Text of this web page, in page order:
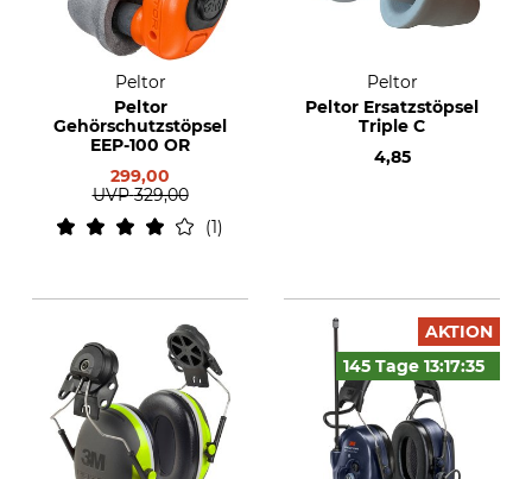
Peltor
Peltor
Gehörschutzstöpsel
EEP-100 OR
299,00
UVP 329,00
1
Peltor
Peltor Ersatzstöpsel
Triple C
4,85
AKTION
145 Tage 13:17:34